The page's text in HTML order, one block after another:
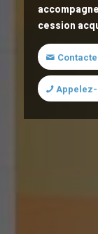
cession
Appelez-